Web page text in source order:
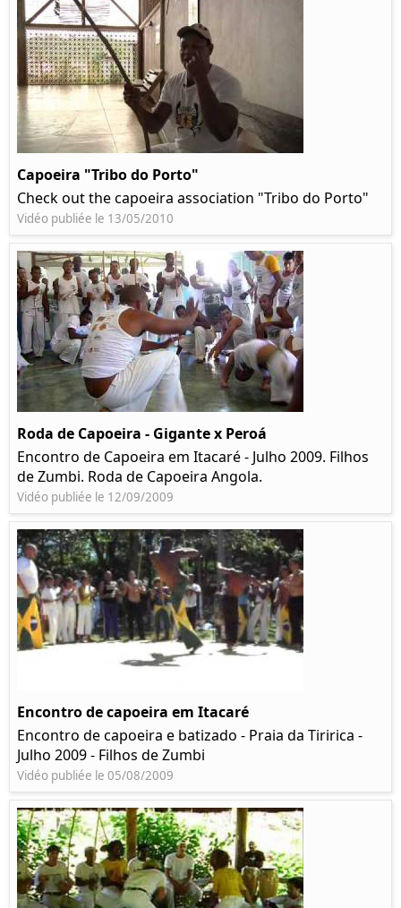
Capoeira "Tribo do Porto"
Check out the capoeira association "Tribo do Porto"
Vidéo publiée le 13/05/2010
Roda de Capoeira - Gigante x Peroá
Encontro de Capoeira em Itacaré - Julho 2009. Filhos
de Zumbi. Roda de Capoeira Angola.
Vidéo publiée le 12/09/2009
Encontro de capoeira em Itacaré
Encontro de capoeira e batizado - Praia da Tiririca -
Julho 2009 - Filhos de Zumbi
Vidéo publiée le 05/08/2009